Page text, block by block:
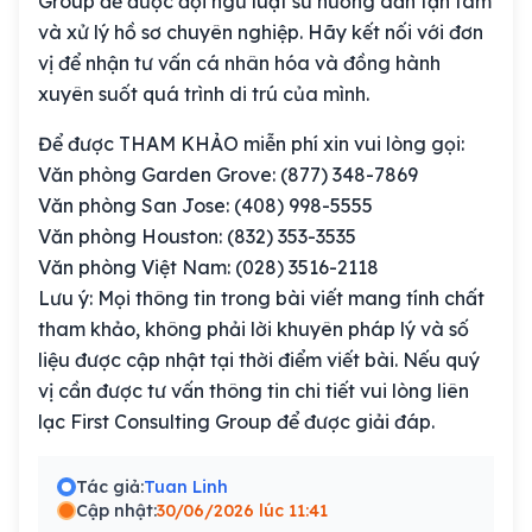
và xử lý hồ sơ chuyên nghiệp. Hãy kết nối với đơn
vị để nhận tư vấn cá nhân hóa và đồng hành
xuyên suốt quá trình di trú của mình.
Để được THAM KHẢO miễn phí xin vui lòng gọi:
Văn phòng Garden Grove: (877) 348-7869
Văn phòng San Jose: (408) 998-5555
Văn phòng Houston: (832) 353-3535
Văn phòng Việt Nam: (028) 3516-2118
Lưu ý: Mọi thông tin trong bài viết mang tính chất
tham khảo, không phải lời khuyên pháp lý và số
liệu được cập nhật tại thời điểm viết bài. Nếu quý
vị cần được tư vấn thông tin chi tiết vui lòng liên
lạc First Consulting Group để được giải đáp.
Tác giả:Tuan Linh
Cập nhật:30/06/2026 lúc 11:41